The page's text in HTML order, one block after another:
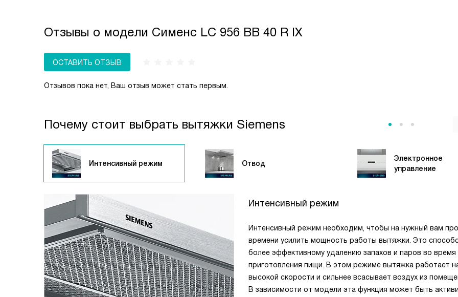
Большинство современных моделей Siemens
и «Рециркуляция».
Отзывы о модели Сименс LC 956 BB 40 R IX
ОСТАВИТЬ ОТЗЫВ
Отзывов пока нет, Ваш отзыв может стать первым.
Почему стоит выбрать вытяжки Siemens
Интенсивный режим Отвод
Электронное
управление
Интенсивный режим
Интенсивный режим необходим, чтобы на нужный вам
времени усилить мощность работы вытяжки. Это
более эффективному удалению запахов и паров во время
приготовления пищи. В этом режиме вытяжка работает
высокой скорости и сильнее всасывает воздух из
В зависимости от модели эта функция может быть